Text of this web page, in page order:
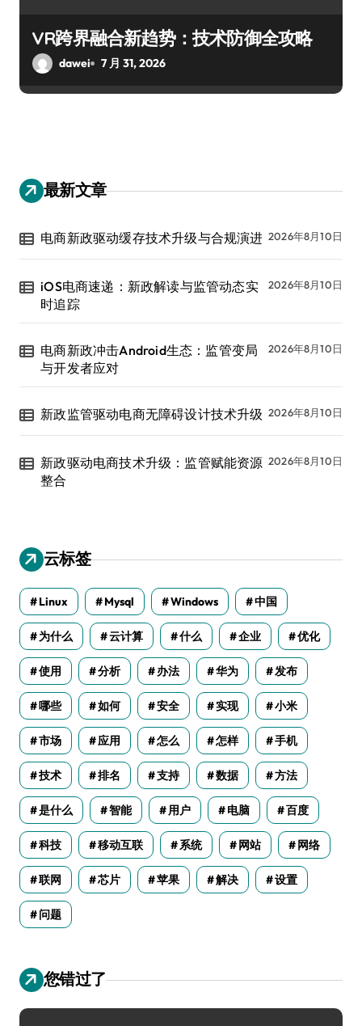
VR跨界融合新趋势：技术防御全攻略
dawei 7 月 31, 2026
最新文章
电商新政驱动缓存技术升级与合规演进 2026年8月10日
iOS电商速递：新政解读与监管动态实
时追踪
2026年8月10日
电商新政冲击Android生态：监管变局
与开发者应对
2026年8月10日
新政监管驱动电商无障碍设计技术升级 2026年8月10日
新政驱动电商技术升级：监管赋能资源
整合
2026年8月10日
云标签
Linux Mysql Windows 中国
为什么 云计算 什么 企业 优化
使用 分析 办法 华为 发布
哪些 如何 安全 实现 小米
市场 应用 怎么 怎样 手机
技术 排名 支持 数据 方法
是什么 智能 用户 电脑 百度
科技 移动互联 系统 网站 网络
联网 芯片 苹果 解决 设置
问题
您错过了